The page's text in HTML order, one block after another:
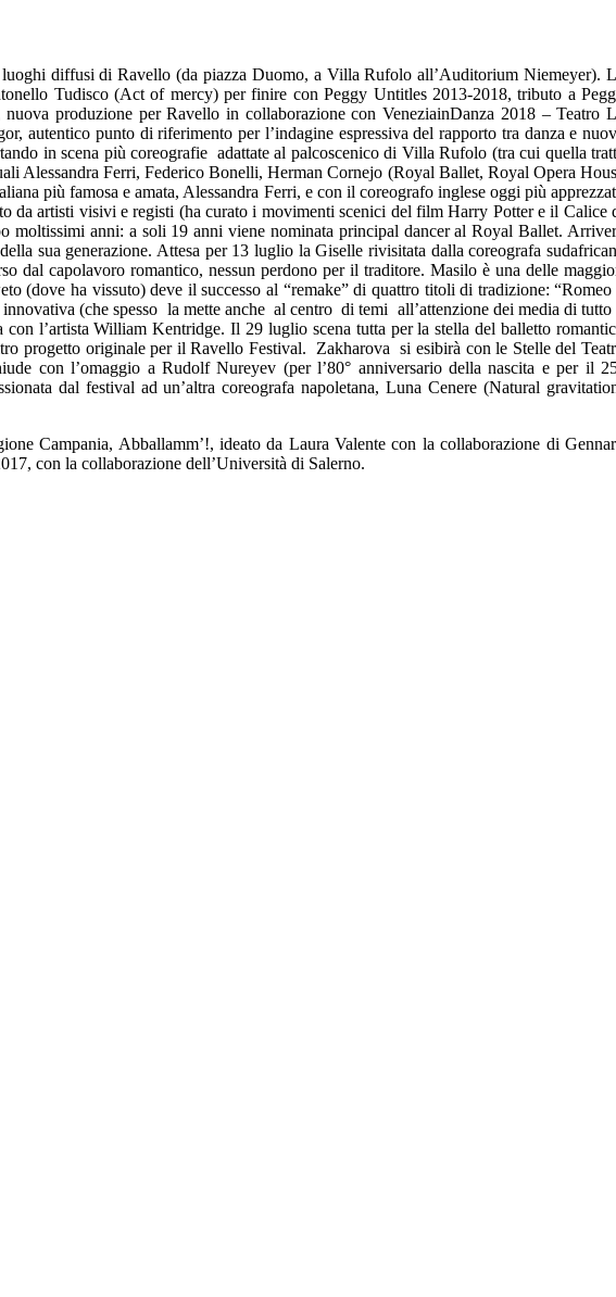
diffusi di Ravello (da piazza Duomo, a Villa Rufolo all’Auditorium Niemeyer).
Tudisco (Act of mercy) per finire con Peggy Untitles 2013-2018, tributo a
produzione per Ravello in collaborazione con VeneziainDanza 2018 – Teatro
punto di riferimento per l’indagine espressiva del rapporto tra danza e
in scena più coreografie adattate al palcoscenico di Villa Rufolo (tra cui quella
Alessandra Ferri, Federico Bonelli, Herman Cornejo (Royal Ballet, Royal Opera
più famosa e amata, Alessandra Ferri, e con il coreografo inglese oggi più
da artisti visivi e registi (ha curato i movimenti scenici del film Harry Potter e il Calice
moltissimi anni: a soli 19 anni viene nominata principal dancer al Royal Ballet.
sua generazione. Attesa per 13 luglio la Giselle rivisitata dalla coreografa
dal capolavoro romantico, nessun perdono per il traditore. Masilo è una delle
(dove ha vissuto) deve il successo al “remake” di quattro titoli di tradizione: “Romeo
(che spesso la mette anche al centro di temi all’attenzione dei media di
l’artista William Kentridge. Il 29 luglio scena tutta per la stella del balletto
progetto originale per il Ravello Festival. Zakharova si esibirà con le Stelle del
con l’omaggio a Rudolf Nureyev (per l’80° anniversario della nascita e per il
dal festival ad un’altra coreografa napoletana, Luna Cenere (Natural
Campania, Abballamm’!, ideato da Laura Valente con la collaborazione di
con la collaborazione dell’Università di Salerno.